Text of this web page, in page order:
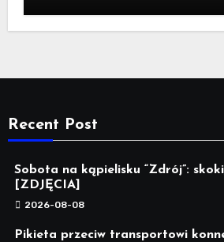
Recent Post
Sobota na kąpielisku “Zdrój”:
[ZDJĘCIA]
2026-08-08
Pikieta przeciw transportowi